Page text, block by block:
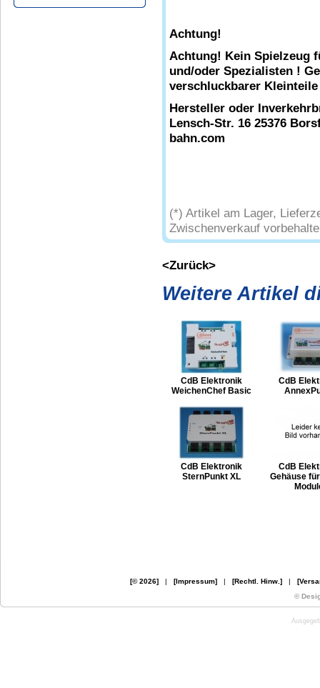
Achtung!
Achtung! Kein Spielzeug
und/oder Spezialisten !
verschluckbarer
Hersteller oder
Lensch-Str. 16 25376
bahn.com
(*) Artikel am Lager,
Zwischenverkauf
<Zurück>
Weitere Artikel
CdB Elektronik
WeichenChef Basic
CdB
CdB Elektronik
SternPunkt XL
CdB
Gehäuse
[© 2026] | [Impressum] | [Rechtl. Hinw.] |
©